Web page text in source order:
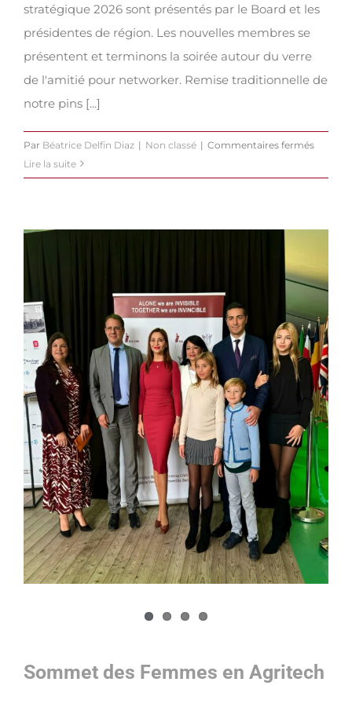
stratégique 2026 sont présentés par le Board et les
présidentes de région. Les nouvelles membres se
présentent et terminons la soirée autour du verre
de l'amitié pour networker. Remise traditionnelle de
notre pins [...]
Par Béatrice Delfin Diaz | Non classé | Commentaires ferméssur
Nouvel
2026
Lire la suite
Sommet des Femmes en Agritech